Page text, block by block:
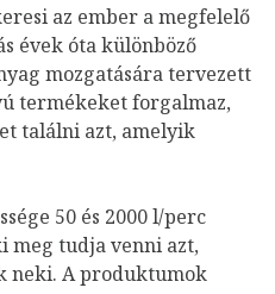
az ember a megfelelő
évek óta különböző
mozgatására tervezett
termékeket forgalmaz,
találni azt, amelyik
50 és 2000 l/perc
meg tudja venni azt,
neki. A produktumok